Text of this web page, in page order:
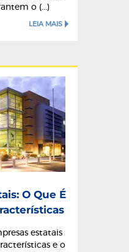
o (...)
LEIA MAIS
O Que É
estatais
e o